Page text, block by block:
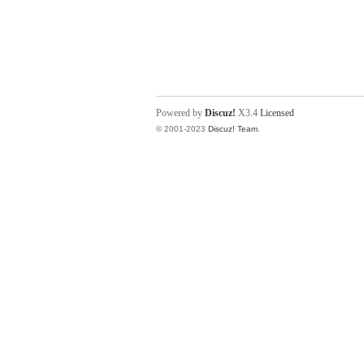
Powered by Discuz! X3.4 Licensed
© 2001-2023 Discuz! Team